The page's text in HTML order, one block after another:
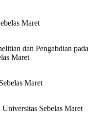
Maret
dan Pengabdian pada
Maret
Maret
Sebelas Maret